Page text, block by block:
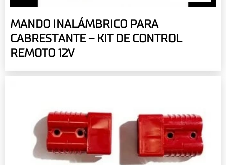
MANDO INALÁMBRICO PARA
CABRESTANTE – KIT DE CONTROL
REMOTO 12V